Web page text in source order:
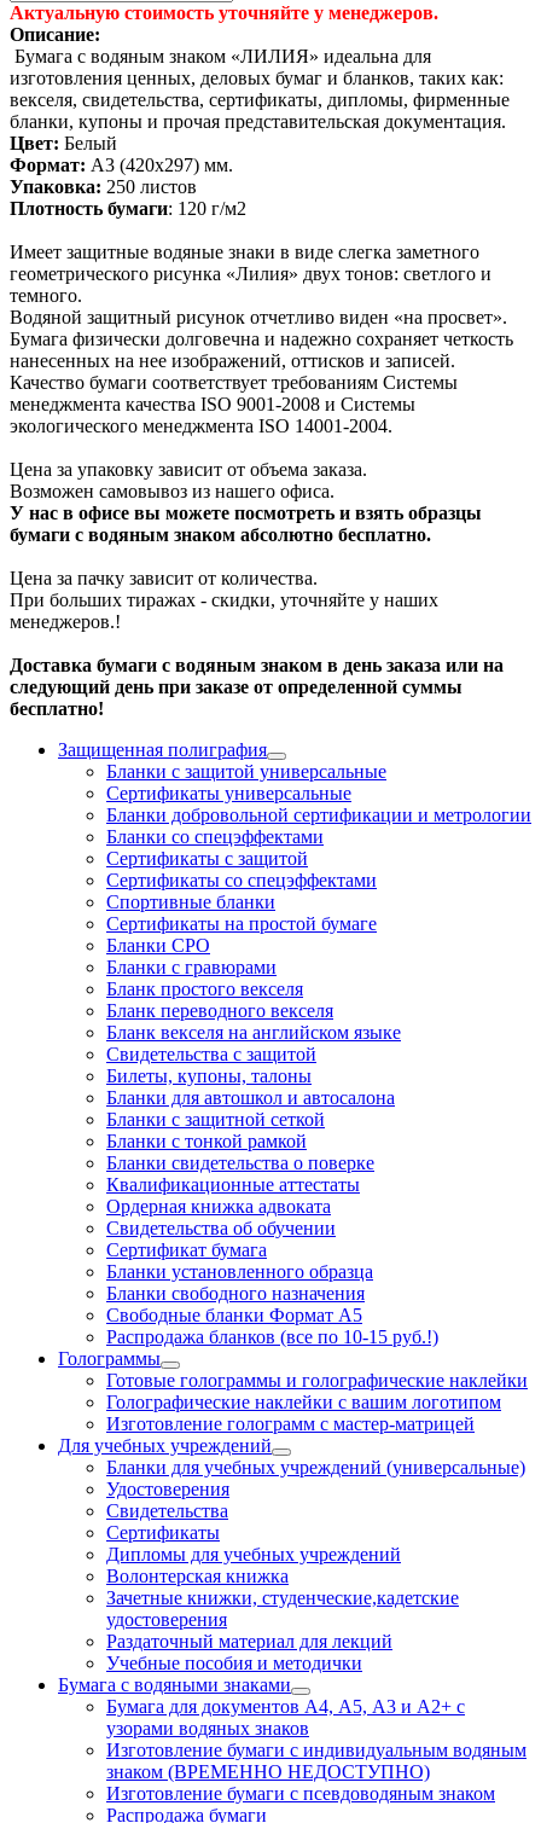
Актуальную стоимость уточняйте у менеджеров.
Описание:
Бумага с водяным знаком «ЛИЛИЯ» идеальна для
изготовления ценных, деловых бумаг и бланков, таких как:
векселя, свидетельства, сертификаты, дипломы, фирменные
бланки, купоны и прочая представительская документация.
Цвет: Белый
Формат: А3 (420х297) мм.
Упаковка: 250 листов
Плотность бумаги: 120 г/м2
Имеет защитные водяные знаки в виде слегка заметного
геометрического рисунка «Лилия» двух тонов: светлого и
темного.
Водяной защитный рисунок отчетливо виден «на просвет».
Бумага физически долговечна и надежно сохраняет четкость
нанесенных на нее изображений, оттисков и записей.
Качество бумаги соответствует требованиям Системы
менеджмента качества ISO 9001-2008 и Системы
экологического менеджмента ISO 14001-2004.
Цена за упаковку зависит от объема заказа.
Возможен самовывоз из нашего офиса.
У нас в офисе вы можете посмотреть и взять образцы
бумаги с водяным знаком абсолютно бесплатно.
Цена за пачку зависит от количества.
При больших тиражах - скидки, уточняйте у наших
менеджеров.!
Доставка бумаги с водяным знаком в день заказа или на
следующий день при заказе от определенной суммы
бесплатно!
Защищенная полиграфия
Бланки с защитой универсальные
Сертификаты универсальные
Бланки добровольной сертификации и метрологии
Бланки со спецэффектами
Сертификаты с защитой
Сертификаты со спецэффектами
Спортивные бланки
Cертификаты на простой бумаге
Бланки СРО
Бланки с гравюрами
Бланк простого векселя
Бланк переводного векселя
Бланк векселя на английском языке
Свидетельства с защитой
Билеты, купоны, талоны
Бланки для автошкол и автосалона
Бланки с защитной сеткой
Бланки с тонкой рамкой
Бланки свидетельства о поверке
Квалификационные аттестаты
Ордерная книжка адвоката
Свидетельства об обучении
Сертификат бумага
Бланки установленного образца
Бланки свободного назначения
Свободные бланки Формат А5
Распродажа бланков (все по 10-15 руб.!)
Голограммы
Готовые голограммы и голографические наклейки
Голографические наклейки с вашим логотипом
Изготовление голограмм с мастер-матрицей
Для учебных учреждений
Бланки для учебных учреждений (универсальные)
Удостоверения
Свидетельства
Сертификаты
Дипломы для учебных учреждений
Волонтерская книжка
Зачетные книжки, студенческие,кадетские
удостоверения
Раздаточный материал для лекций
Учебные пособия и методички
Бумага с водяными знаками
Бумага для документов А4, А5, А3 и А2+ с
узорами водяных знаков
Изготовление бумаги с индивидуальным водяным
знаком (ВРЕМЕННО НЕДОСТУПНО)
Изготовление бумаги с псевдоводяным знаком
Распродажа бумаги